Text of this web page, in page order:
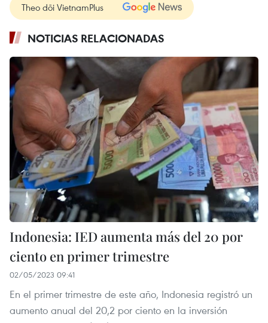
Theo dõi VietnamPlus
NOTICIAS RELACIONADAS
Indonesia: IED aumenta más del 20 por
ciento en primer trimestre
02/05/2023 09:41
En el primer trimestre de este año, Indonesia registró un
aumento anual del 20,2 por ciento en la inversión